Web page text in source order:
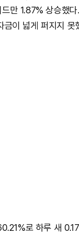
만 1.87% 상승했다
금이 넓게 퍼지지 못
로 하루 새